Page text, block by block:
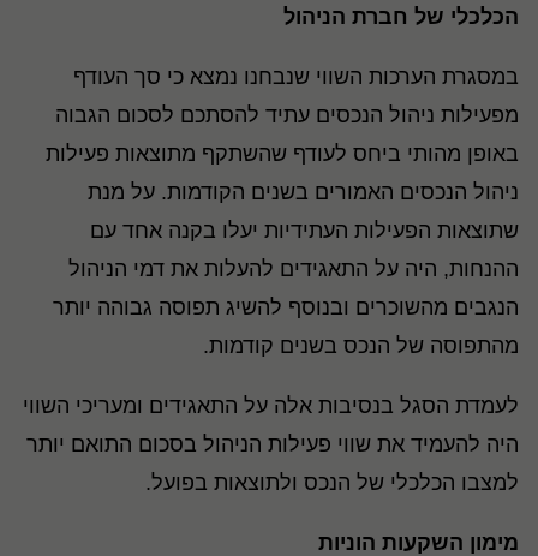
הכלכלי של חברת הניהול
במסגרת הערכות השווי שנבחנו נמצא כי סך העודף
מפעילות ניהול הנכסים עתיד להסתכם לסכום הגבוה
באופן מהותי ביחס לעודף שהשתקף מתוצאות פעילות
ניהול הנכסים האמורים בשנים הקודמות. על מנת
שתוצאות הפעילות העתידיות יעלו בקנה אחד עם
ההנחות, היה על התאגידים להעלות את דמי הניהול
הנגבים מהשוכרים ובנוסף להשיג תפוסה גבוהה יותר
מהתפוסה של הנכס בשנים קודמות.
לעמדת הסגל בנסיבות אלה על התאגידים ומעריכי השווי
היה להעמיד את שווי פעילות הניהול בסכום התואם יותר
למצבו הכלכלי של הנכס ולתוצאות בפועל.
מימון השקעות הוניות